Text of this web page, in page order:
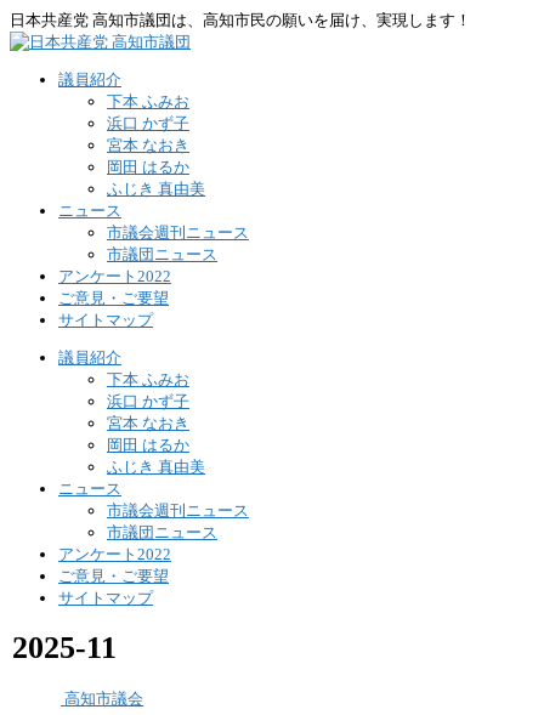
日本共産党 高知市議団は、高知市民の願いを届け、実現します！
議員紹介
下本 ふみお
浜口 かず子
宮本 なおき
岡田 はるか
ふじき 真由美
ニュース
市議会週刊ニュース
市議団ニュース
アンケート2022
ご意見・ご要望
サイトマップ
議員紹介
下本 ふみお
浜口 かず子
宮本 なおき
岡田 はるか
ふじき 真由美
ニュース
市議会週刊ニュース
市議団ニュース
アンケート2022
ご意見・ご要望
サイトマップ
2025-11
高知市議会